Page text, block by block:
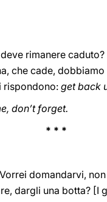
rimanere
che cade,
rispondono: get back
don’t forget.
* * *
domandarvi,
dargli una botta? [I